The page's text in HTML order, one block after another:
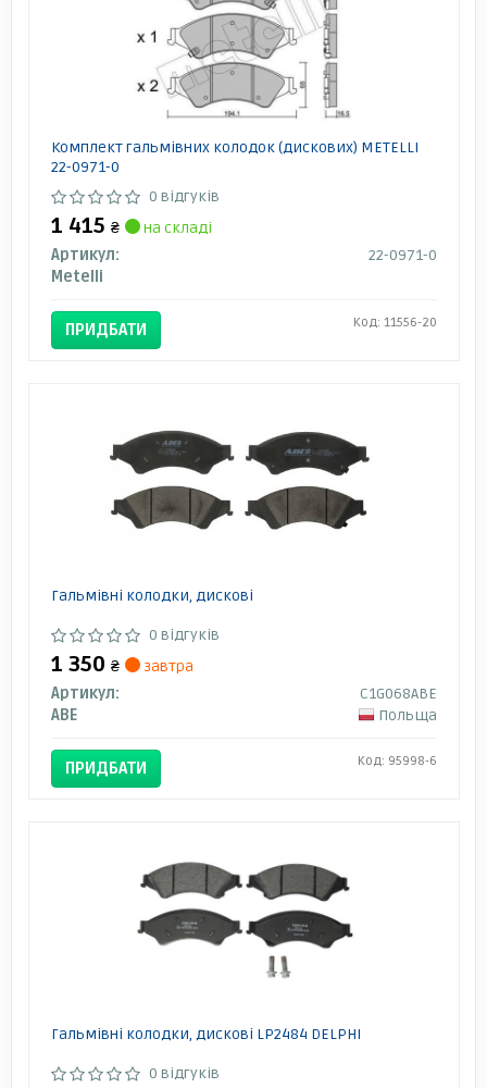
Комплект гальмівних колодок (дискових) METELLI
22-0971-0
0 відгуків
1 415 ₴
на складі
Артикул:
22-0971-0
Metelli
ПРИДБАТИ Код: 11556-20
Гальмівні колодки, дискові
0 відгуків
1 350 ₴
завтра
Артикул:
C1G068ABE
ABE
Польща
ПРИДБАТИ Код: 95998-6
Гальмівні колодки, дискові LP2484 DELPHI
0 відгуків